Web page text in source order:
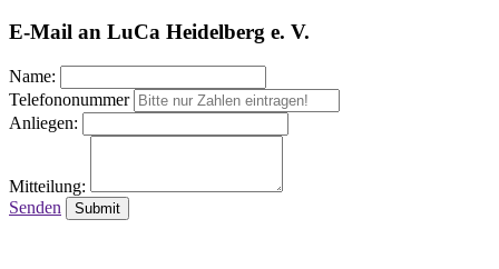
E-Mail an LuCa Heidelberg e. V.
Name:
Telefononummer
Anliegen:
Mitteilung:
Senden